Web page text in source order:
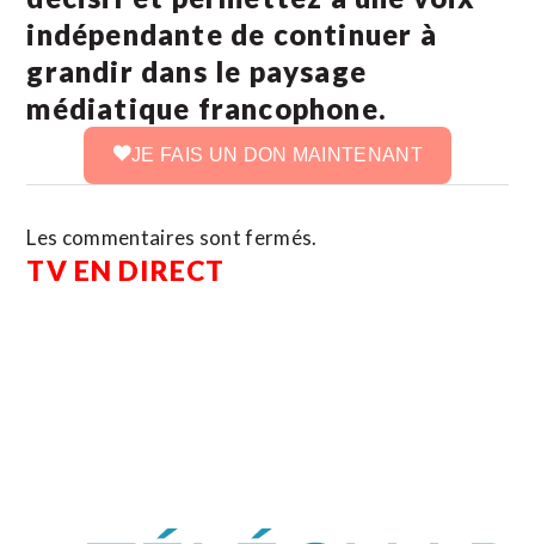
indépendante de continuer à
grandir dans le paysage
médiatique francophone.
JE FAIS UN DON MAINTENANT
Les commentaires sont fermés.
TV EN DIRECT